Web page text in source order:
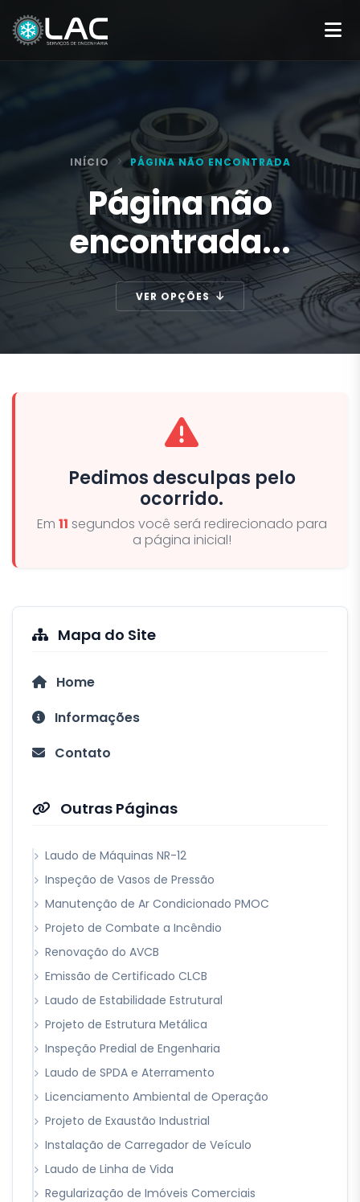
INÍCIO PÁGINA NÃO ENCONTRADA
Página não
encontrada...
VER OPÇÕES
Pedimos desculpas pelo
ocorrido.
Em 10 segundos você será redirecionado para
a página inicial!
Mapa do Site
Home
Informações
Contato
Outras Páginas
Laudo de Máquinas NR-12
Inspeção de Vasos de Pressão
Manutenção de Ar Condicionado PMOC
Projeto de Combate a Incêndio
Renovação do AVCB
Emissão de Certificado CLCB
Laudo de Estabilidade Estrutural
Projeto de Estrutura Metálica
Inspeção Predial de Engenharia
Laudo de SPDA e Aterramento
Licenciamento Ambiental de Operação
Projeto de Exaustão Industrial
Instalação de Carregador de Veículo
Laudo de Linha de Vida
Regularização de Imóveis Comerciais